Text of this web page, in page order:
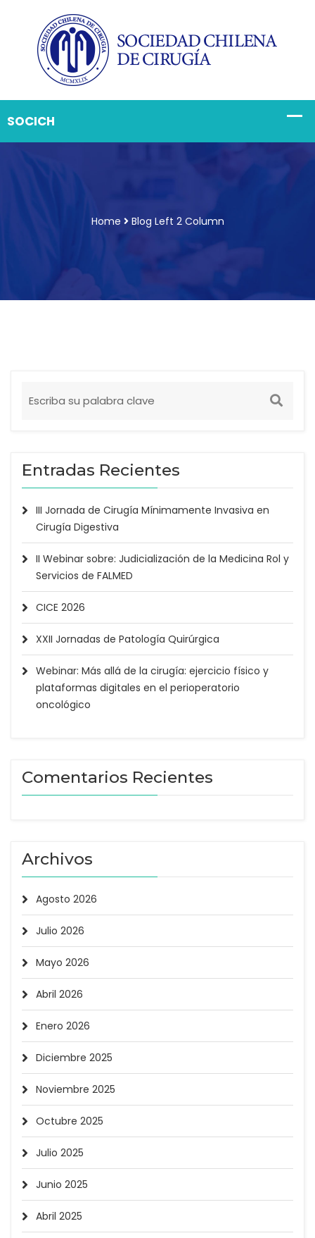
Home Blog Left 2 Column
Entradas Recientes
III Jornada de Cirugía Mínimamente Invasiva en
Cirugía Digestiva
II Webinar sobre: Judicialización de la Medicina Rol y
Servicios de FALMED
CICE 2026
XXII Jornadas de Patología Quirúrgica
Webinar: Más allá de la cirugía: ejercicio físico y
plataformas digitales en el perioperatorio
oncológico
Comentarios Recientes
Archivos
Agosto 2026
Julio 2026
Mayo 2026
Abril 2026
Enero 2026
Diciembre 2025
Noviembre 2025
Octubre 2025
Julio 2025
Junio 2025
Abril 2025